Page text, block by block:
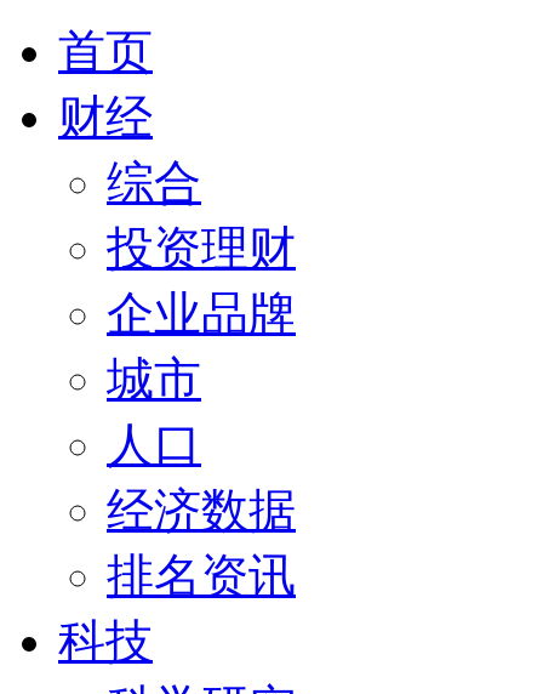
首页
财经
综合
投资理财
企业品牌
城市
人口
经济数据
排名资讯
科技